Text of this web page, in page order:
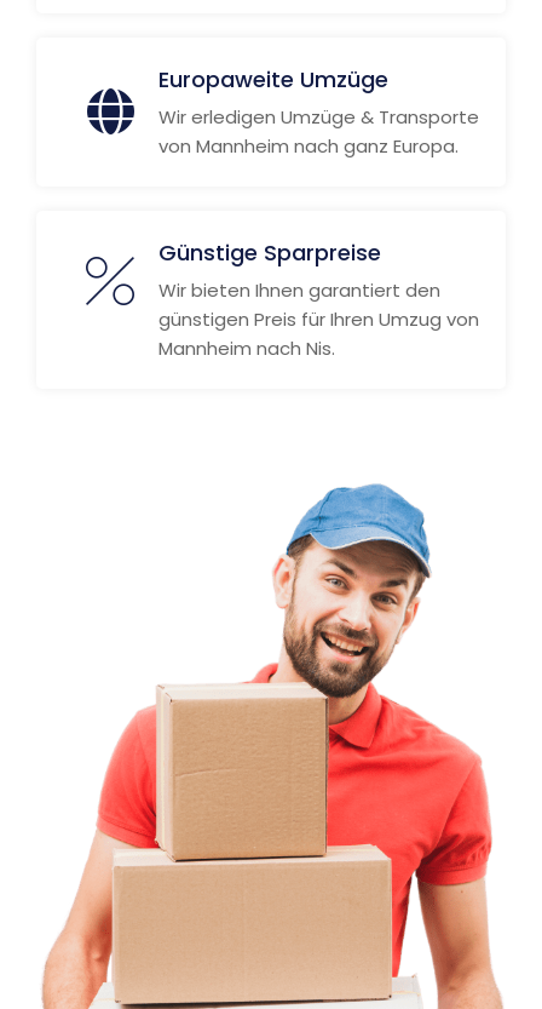
Europaweite Umzüge
Wir erledigen Umzüge & Transporte
von Mannheim nach ganz Europa.
Günstige Sparpreise
Wir bieten Ihnen garantiert den
günstigen Preis für Ihren Umzug von
Mannheim nach Nis.